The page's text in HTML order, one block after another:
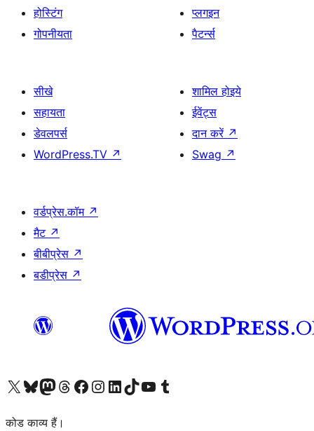
होस्टिंग
गोपनीयता
प्लगइन
पैटर्न्स
सीखे
सहायता
डेवलपर्स
WordPress.TV ↗
शामिल होइये
ईवेंट्स
दान करें ↗
Swag ↗
वर्डप्रेस.कॉम ↗
मैट ↗
बीबीप्रेस ↗
बडीप्रेस ↗
Visit our X (formerly Twitter) account
हमारे बलुस्की खाते पर जाएँVisit our Mastodon account
हमारे थ्रेड्स अकाउंट पर जाएंहमारे फेसबुक पेज पर जाएँहमारे इंस्टाग्राम अकाउंट पर जाएंहमारे लिंक्डइन खाते पर जाएँहमारे टिकटॉक खाते पर जाएँहमारे यूट्यूब चैनल पर जाएंहमारे Tumblr खाते पर जाएँ
कोड काव्य हैं।